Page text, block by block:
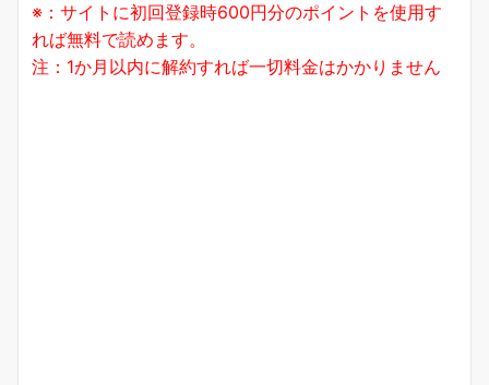
※：サイトに初回登録時600円分のポイントを使用す
れば無料で読めます。
注：1か月以内に解約すれば一切料金はかかりません